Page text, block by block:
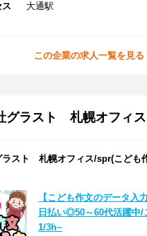
ス
大通駅
この企業の求人一覧を見る
グラスト 札幌オフィス
ラスト 札幌オフィス/spr(こども
【こども作文のデータ
日払い◎50～60代活躍中/
1/3h~